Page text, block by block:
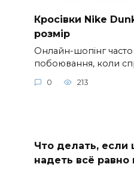
Кросівки Nike
розмір
Онлайн-шопінг
побоювання, коли
0 213
Что делать,
надеть всё равно